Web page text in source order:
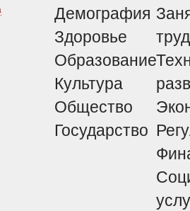
Демография
Здоровье
Образование
Культура
Общество
Государство
труд